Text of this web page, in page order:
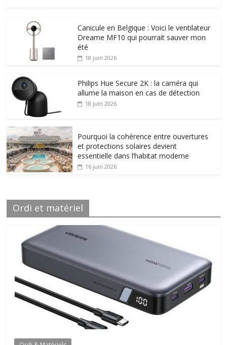
Canicule en Belgique : Voici le ventilateur
Dreame MF10 qui pourrait sauver mon
été
18 juin 2026
Philips Hue Secure 2K : la caméra qui
allume la maison en cas de détection
18 juin 2026
Pourquoi la cohérence entre ouvertures
et protections solaires devient
essentielle dans l’habitat moderne
16 juin 2026
Ordi et matériel